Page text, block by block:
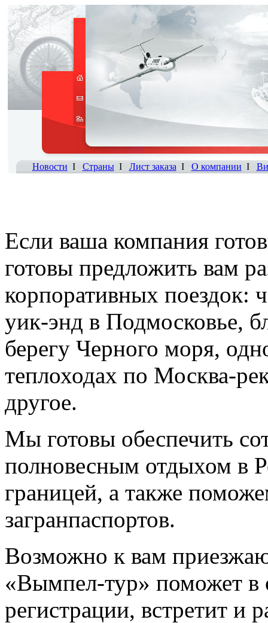
Новости I СтраныI Лист заказа I О компании I
Если ваша компания
готовы предложить вам
корпоративных поездок:
уик-энд в Подмосковье,
берегу Черного моря,
теплоходах по Москва-
другое.
Мы готовы обеспечить
полновесным отдыхом в
границей, а также
загранпаспортов.
Возможно к вам
«Вымпел-тур» поможет
регистрации, встретит и